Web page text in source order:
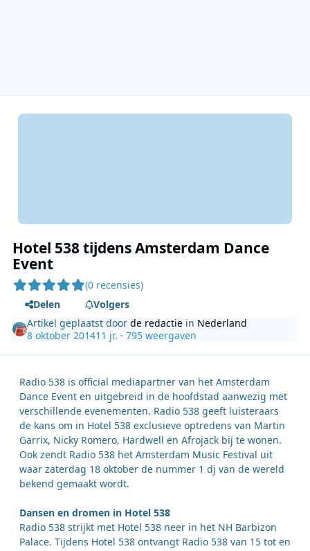
Hotel 538 tijdens Amsterdam Dance
Event
(0 recensies)
Delen
Volgers
Artikel geplaatst doorde redactie in Nederland
8 oktober 201411 jr. · 795 weergaven
Radio 538 is official mediapartner van het Amsterdam
Dance Event en uitgebreid in de hoofdstad aanwezig met
verschillende evenementen. Radio 538 geeft luisteraars
de kans om in Hotel 538 exclusieve optredens van Martin
Garrix, Nicky Romero, Hardwell en Afrojack bij te wonen.
Ook zendt Radio 538 het Amsterdam Music Festival uit
waar zaterdag 18 oktober de nummer 1 dj van de wereld
bekend gemaakt wordt.
Dansen en dromen in Hotel 538
Radio 538 strijkt met Hotel 538 neer in het NH Barbizon
Palace. Tijdens Hotel 538 ontvangt Radio 538 van 15 tot en